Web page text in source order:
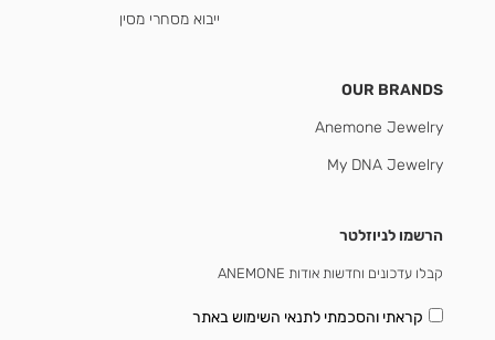
ייבוא מסחרי מסין
OUR BRANDS
Anemone Jewelry
My DNA Jewelry
הרשמו לניוזלטר
קבלו עדכונים וחדשות אודות ANEMONE
קראתי והסכמתילתנאי השימוש באתר